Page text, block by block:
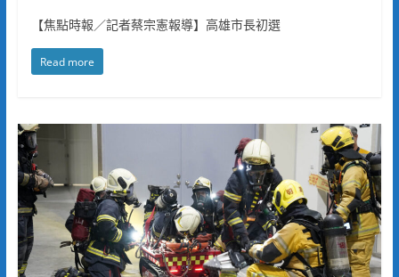
【焦點時報／記者蔡宗憲報導】高雄市長初選
Read more